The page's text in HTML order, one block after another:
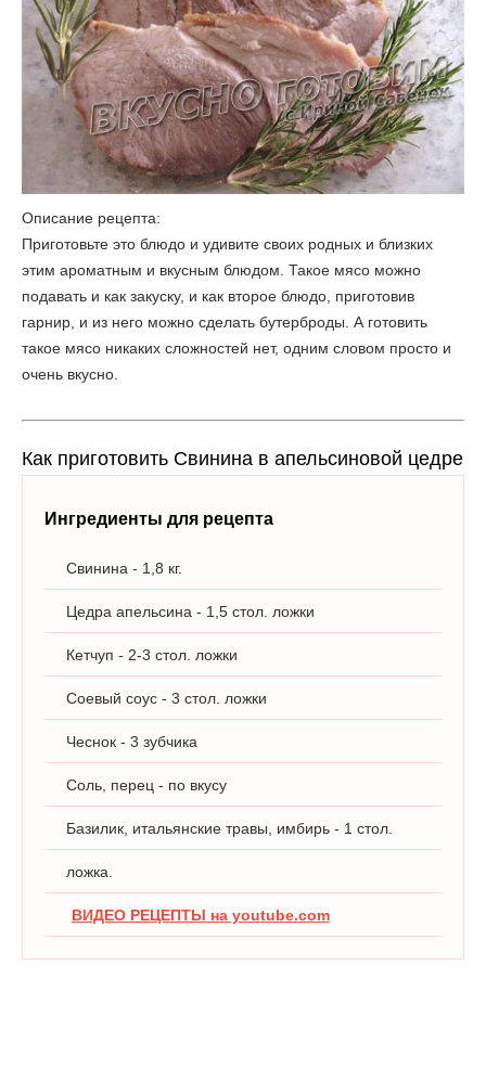
Описание рецепта:
Приготовьте это блюдо и удивите своих родных и близких
этим ароматным и вкусным блюдом. Такое мясо можно
подавать и как закуску, и как второе блюдо, приготовив
гарнир, и из него можно сделать бутерброды. А готовить
такое мясо никаких сложностей нет, одним словом просто и
очень вкусно.
Как приготовить Свинина в апельсиновой цедре
Ингредиенты для рецепта
Свинина - 1,8 кг.
Цедра апельсина - 1,5 стол. ложки
Кетчуп - 2-3 стол. ложки
Соевый соус - 3 стол. ложки
Чеснок - 3 зубчика
Соль, перец - по вкусу
Базилик, итальянские травы, имбирь - 1 стол.
ложка.
ВИДЕО РЕЦЕПТЫ на youtube.com